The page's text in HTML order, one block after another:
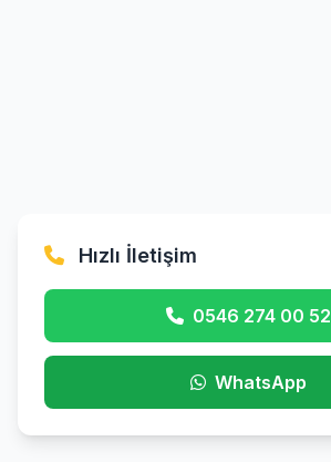
Hızlı İletişim
0546 274 00 52
WhatsApp